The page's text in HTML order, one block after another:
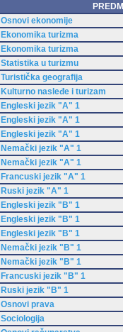
Osnovi ekonomije
Ekonomika turizma
Ekonomika turizma
Statistika u turizmu
Turistička geografija
Kulturno nasleđe i turizam
Engleski jezik "A" 1
Engleski jezik "A" 1
Engleski jezik "A" 1
Nemački jezik "A" 1
Nemački jezik "A" 1
Francuski jezik "A" 1
Ruski jezik "A" 1
Engleski jezik "B" 1
Engleski jezik "B" 1
Engleski jezik "B" 1
Nemački jezik "B" 1
Nemački jezik "B" 1
Francuski jezik "B" 1
Ruski jezik "B" 1
Osnovi prava
Sociologija